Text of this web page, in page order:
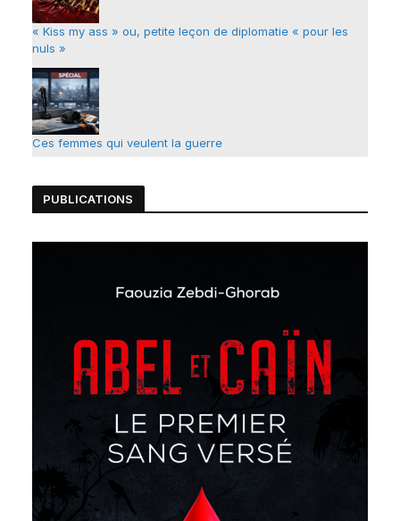
« Kiss my ass » ou, petite leçon de diplomatie « pour les
nuls »
Ces femmes qui veulent la guerre
PUBLICATIONS